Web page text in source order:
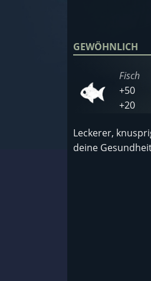
GEWÖHNLICH
Fisch
+50
+20
Leckerer,
deine